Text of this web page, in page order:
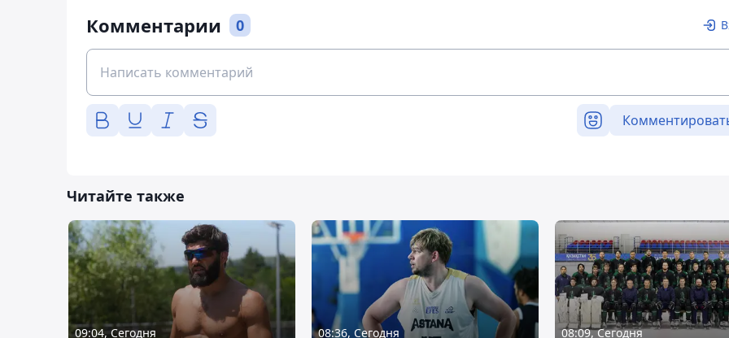
Комментарии 0
Читайте также
09:04, Сегодня 08:36, Сегодня 08:09, Сегодня